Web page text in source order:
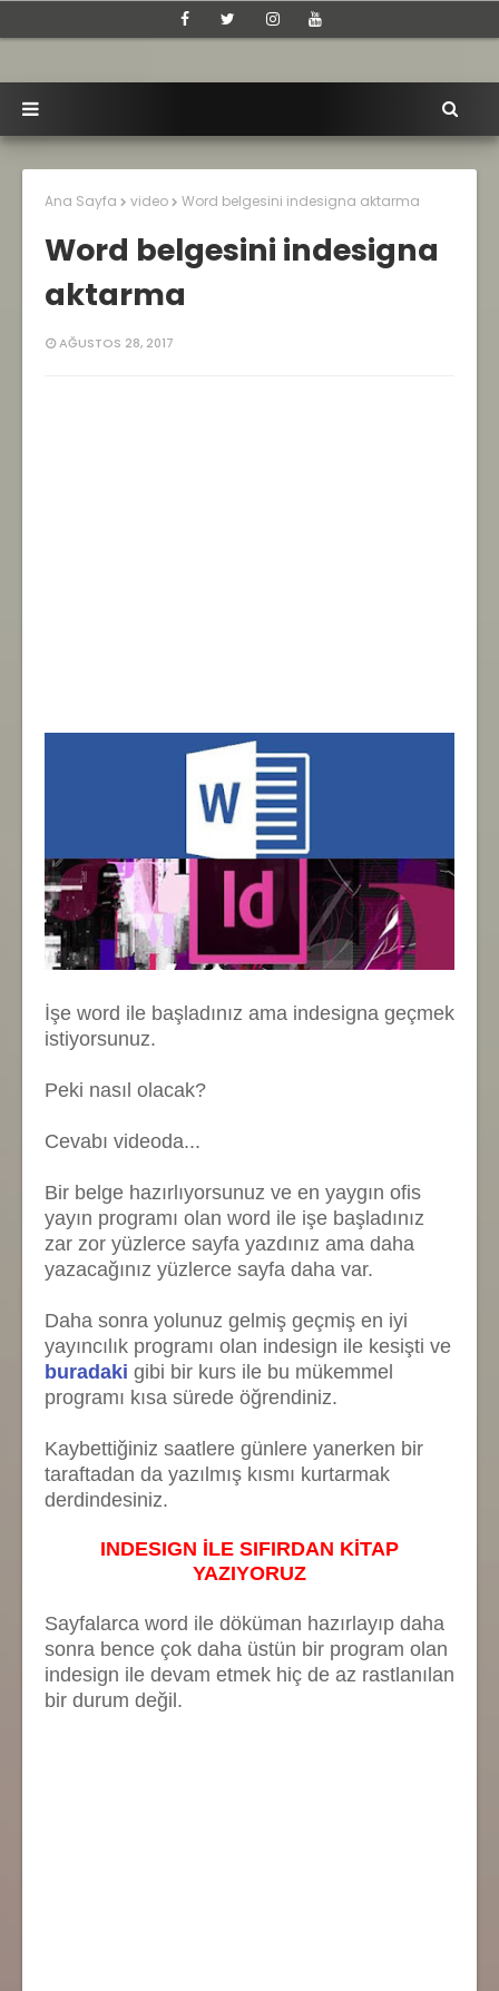
Ana Sayfa video Word belgesini indesigna aktarma
Word belgesini indesigna
aktarma
AĞUSTOS 28, 2017
İşe word ile başladınız ama indesigna geçmek
istiyorsunuz.
Peki nasıl olacak?
Cevabı videoda...
Bir belge hazırlıyorsunuz ve en yaygın ofis
yayın programı olan word ile işe başladınız
zar zor yüzlerce sayfa yazdınız ama daha
yazacağınız yüzlerce sayfa daha var.
Daha sonra yolunuz gelmiş geçmiş en iyi
yayıncılık programı olan indesign ile kesişti ve
buradaki gibi bir kurs ile bu mükemmel
programı kısa sürede öğrendiniz.
Kaybettiğiniz saatlere günlere yanerken bir
taraftadan da yazılmış kısmı kurtarmak
derdindesiniz.
INDESIGN İLE SIFIRDAN KİTAP
YAZIYORUZ
Sayfalarca word ile döküman hazırlayıp daha
sonra bence çok daha üstün bir program olan
indesign ile devam etmek hiç de az rastlanılan
bir durum değil.